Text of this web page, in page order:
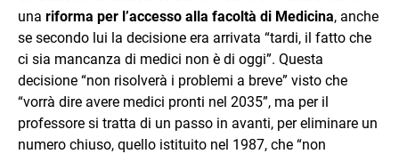
una riforma per l’accesso alla facoltà di Medicina, anche
se secondo lui la decisione era arrivata “tardi, il fatto che
ci sia mancanza di medici non è di oggi”. Questa
decisione “non risolverà i problemi a breve” visto che
“vorrà dire avere medici pronti nel 2035”, ma per il
professore si tratta di un passo in avanti, per eliminare un
numero chiuso, quello istituito nel 1987, che “non